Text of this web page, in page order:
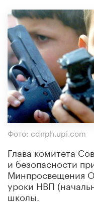
Фото: cdnph.upi.com
Глава комитета
и безопасности
Минпросвещения
уроки НВП
школы.